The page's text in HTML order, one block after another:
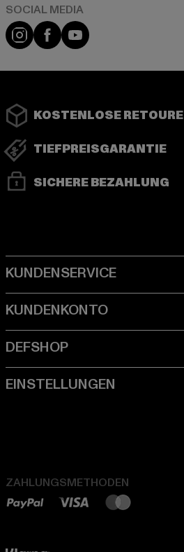
Instagram
FacebookYouTube
KOSTENLOSE RETOURE
TIEFPREISGARANTIE
SICHERE BEZAHLUNG
ZAHLUNGSMETHODEN